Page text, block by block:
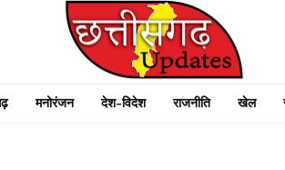
मनोरंजन देश-विदेश राजनीति खेल